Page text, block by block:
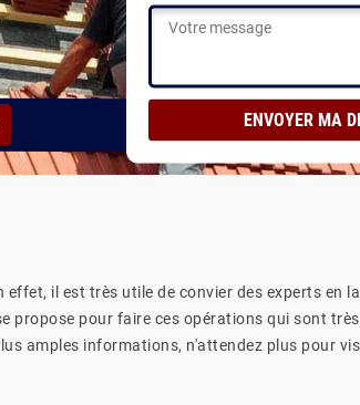
il est très utile de convier des experts en
propose pour faire ces opérations qui sont
amples informations, n'attendez plus pour